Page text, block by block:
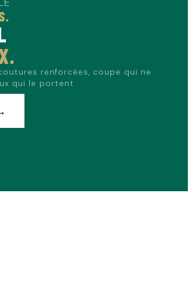
renforcées, coupe qui ne
qui le portent